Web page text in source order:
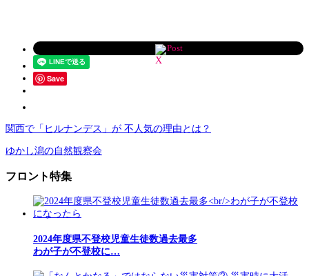
Post
Save
関西で「ヒルナンデス」が 不人気の理由とは？
ゆかし潟の自然観察会
フロント特集
2024年度県不登校児童生徒数過去最多
わが子が不登校に…